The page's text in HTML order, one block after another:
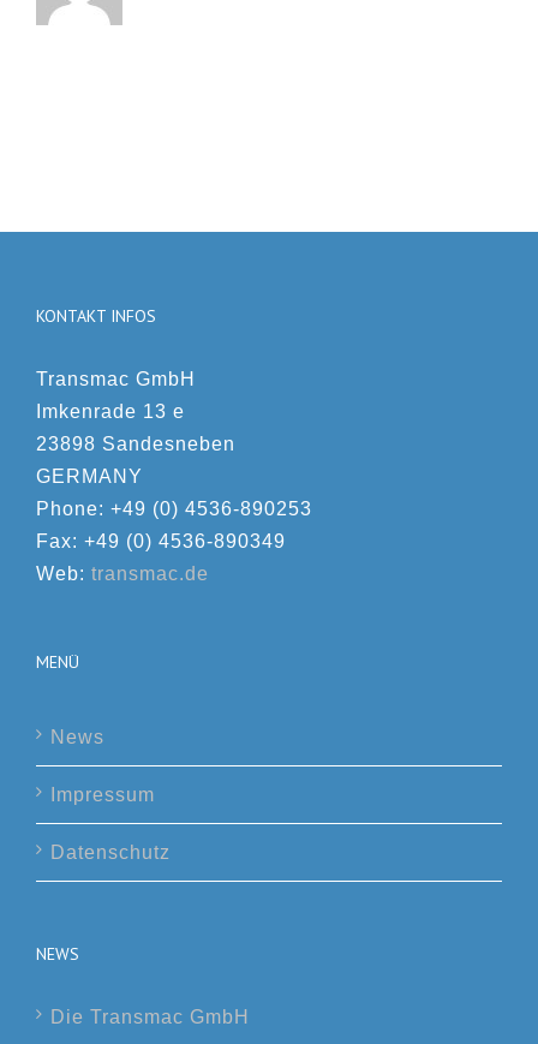
KONTAKT INFOS
Transmac GmbH
Imkenrade 13 e
23898 Sandesneben
GERMANY
Phone: +49 (0) 4536-890253
Fax: +49 (0) 4536-890349
Web: transmac.de
MENÜ
News
Impressum
Datenschutz
NEWS
Die Transmac GmbH